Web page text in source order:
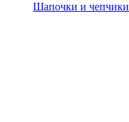
Шапочки и чепчики